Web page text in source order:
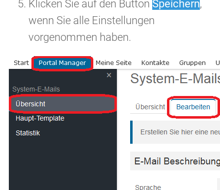
Klicken Sie auf den Button Speichern,
wenn Sie alle Einstellungen
vorgenommen haben.